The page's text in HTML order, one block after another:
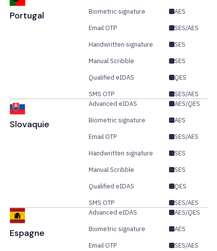
Portugal
Biometric signature
AES
Email OTP
SES/AES
Handwritten signature
SES
Manual Scribble
SES
Qualified eIDAS
QES
SMS OTP
SES/AES
Slovaquie
Advanced eIDAS
AES/QES
Biometric signature
AES
Email OTP
SES/AES
Handwritten signature
SES
Manual Scribble
SES
Qualified eIDAS
QES
SMS OTP
SES/AES
Espagne
Advanced eIDAS
AES/QES
Biometric signature
AES
Email OTP
SES/AES